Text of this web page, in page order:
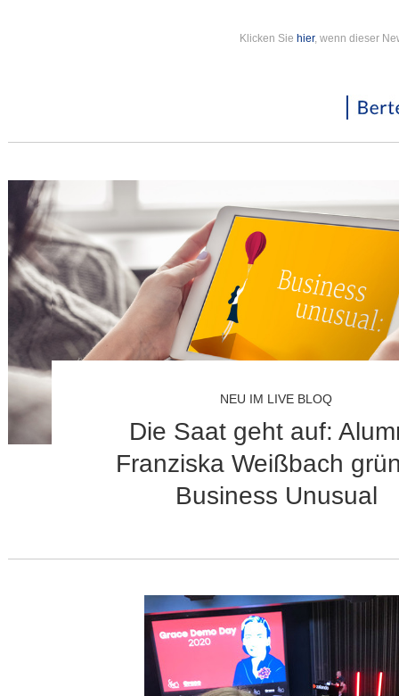
Klicken Sie hier, wenn dieser
NEU IM LIVE BLOQ
Die Saat geht auf:
Franziska Weißbach
Business Unusual